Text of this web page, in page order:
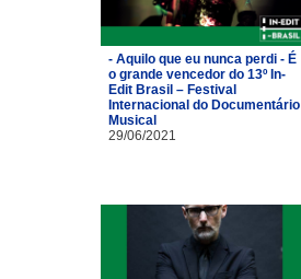
- Aquilo que eu nunca perdi - É
o grande vencedor do 13º In-
Edit Brasil – Festival
Internacional do Documentário
Musical
29/06/2021